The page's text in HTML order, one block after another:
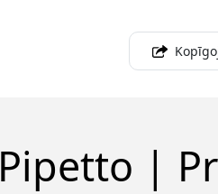
Pipetto |